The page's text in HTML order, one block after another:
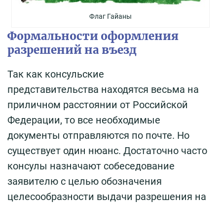
Флаг Гайаны
Формальности оформления
разрешений на въезд
Так как консульские
представительства находятся весьма на
приличном расстоянии от Российской
Федерации, то все необходимые
документы отправляются по почте. Но
существует один нюанс. Достаточно часто
консулы назначают собеседование
заявителю с целью обозначения
целесообразности выдачи разрешения на